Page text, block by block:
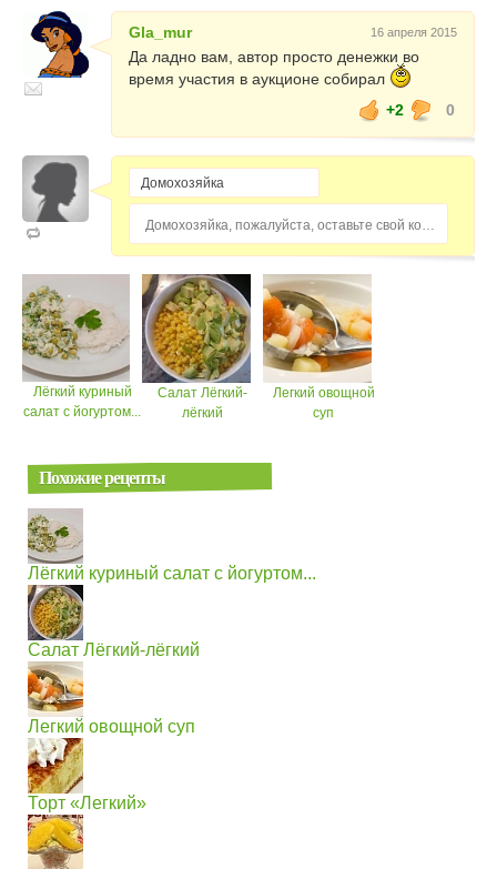
Gla_mur 16 апреля 2015
Да ладно вам, автор просто денежки во
время участия в аукционе собирал
+2
0
Домохозяйка, пожалуйста, оставьте свой комментарий...
Лёгкий куриный
салат с йогуртом...
Салат Лёгкий-
лёгкий
Легкий овощной
суп
Похожие рецепты
Лёгкий куриный салат с йогуртом...
Салат Лёгкий-лёгкий
Легкий овощной суп
Торт «Легкий»